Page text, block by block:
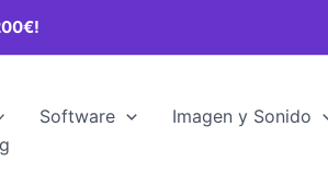
Software
Imagen y Sonido